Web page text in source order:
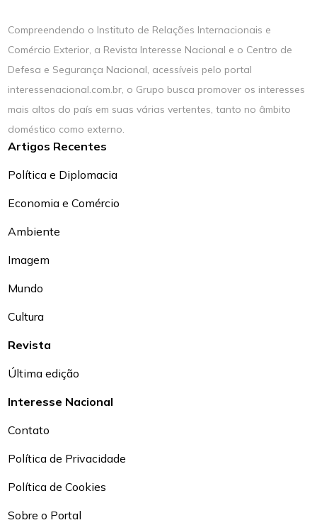
Compreendendo o Instituto de Relações Internacionais e
Comércio Exterior, a Revista Interesse Nacional e o Centro de
Defesa e Segurança Nacional, acessíveis pelo portal
interessenacional.com.br, o Grupo busca promover os interesses
mais altos do país em suas várias vertentes, tanto no âmbito
doméstico como externo.
Artigos Recentes
Política e Diplomacia
Economia e Comércio
Ambiente
Imagem
Mundo
Cultura
Revista
Última edição
Interesse Nacional
Contato
Política de Privacidade
Política de Cookies
Sobre o Portal